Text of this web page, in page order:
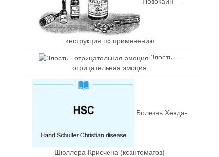
инструкция по применению
Злость —
отрицательная эмоция
Болезнь Хенда-
Шюллера-Крисчена (ксантоматоз)